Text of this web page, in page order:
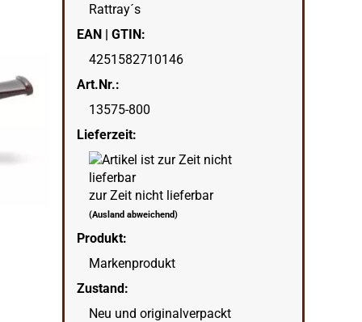
Rattray's Pfeife Dark Ale 108-1
Rattray´s
EAN | GTIN:
4251582710146
Art.Nr.:
13575-800
Lieferzeit:
zur Zeit nicht lieferbar
(Ausland abweichend)
Produkt:
Markenprodukt
Zustand:
Neu und originalverpackt